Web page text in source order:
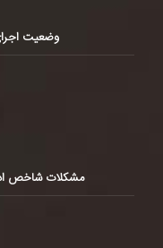
وضعیت
مشکلات شاخص